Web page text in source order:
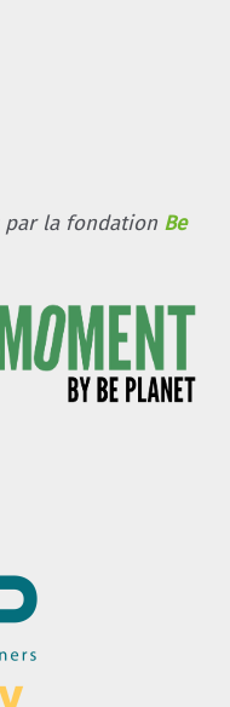
par la fondation Be